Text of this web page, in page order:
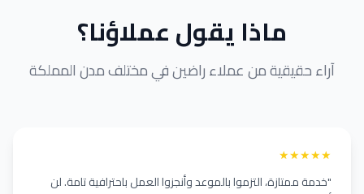
ماذا يقول عملاؤنا؟
آراء حقيقية من عملاء راضين في مختلف مدن المملكة
★
★
★
★
★
"خدمة ممتازة، التزموا بالموعد وأنجزوا العمل باحترافية تامة. لن